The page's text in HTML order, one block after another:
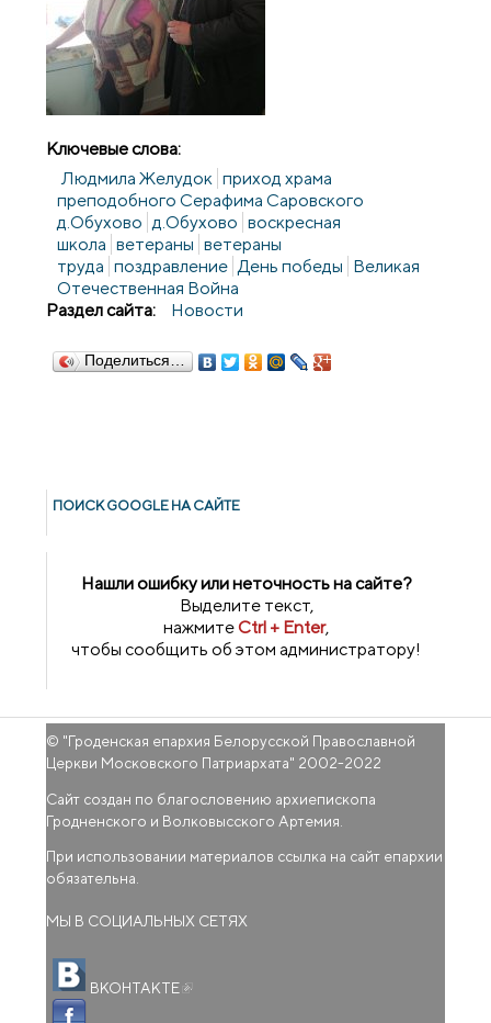
Ключевые слова:
Людмила Желудок приход храма
преподобного Серафима Саровского
д.Обухово д.Обухово воскресная
школа ветераны ветераны
труда поздравление День победы Великая
Отечественная Война
Раздел сайта:
Новости
Поделиться…
ПОИСК GOОGLE НА САЙТЕ
Нашли ошибку или неточность на сайте?
Выделите текст,
нажмитеCtrl + Enter,
чтобы сообщить об этом администратору!
© "Гроденская епархия Белорусской Православной
Церкви Московского Патриархата" 2002-2022
Сайт создан по благословению архиепископа
Гродненского и Волковысского Артемия.
При использовании материалов ссылка на сайт епархии
обязательна.
МЫ В СОЦИАЛЬНЫХ СЕТЯХ
ВКОНТАКТЕ